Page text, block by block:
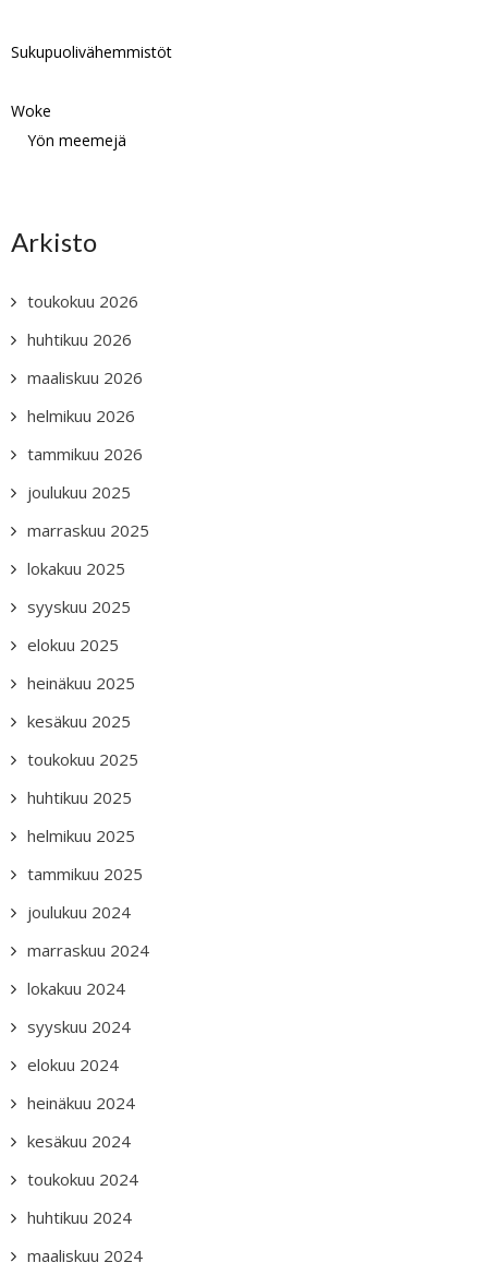
Sukupuolivähemmistöt
Woke
Yön meemejä
Arkisto
toukokuu 2026
huhtikuu 2026
maaliskuu 2026
helmikuu 2026
tammikuu 2026
joulukuu 2025
marraskuu 2025
lokakuu 2025
syyskuu 2025
elokuu 2025
heinäkuu 2025
kesäkuu 2025
toukokuu 2025
huhtikuu 2025
helmikuu 2025
tammikuu 2025
joulukuu 2024
marraskuu 2024
lokakuu 2024
syyskuu 2024
elokuu 2024
heinäkuu 2024
kesäkuu 2024
toukokuu 2024
huhtikuu 2024
maaliskuu 2024